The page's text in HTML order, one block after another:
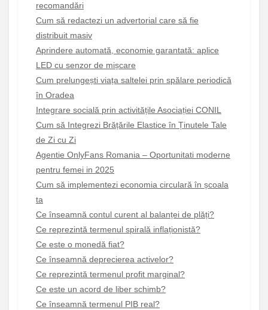
recomandări
Cum să redactezi un advertorial care să fie
distribuit masiv
Aprindere automată, economie garantată: aplice
LED cu senzor de mișcare
Cum prelungești viața saltelei prin spălare periodică
în Oradea
Integrare socială prin activitățile Asociației CONIL
Cum să Integrezi Brățările Elastice în Ținutele Tale
de Zi cu Zi
Agentie OnlyFans Romania – Oportunitati moderne
pentru femei in 2025
Cum să implementezi economia circulară în școala
ta
Ce înseamnă contul curent al balanței de plăți?
Ce reprezintă termenul spirală inflaționistă?
Ce este o monedă fiat?
Ce înseamnă deprecierea activelor?
Ce reprezintă termenul profit marginal?
Ce este un acord de liber schimb?
Ce înseamnă termenul PIB real?